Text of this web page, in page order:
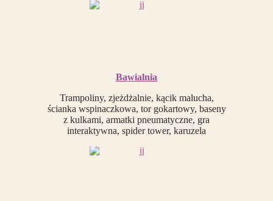
Bawialnia
Trampoliny, zjeżdżalnie, kącik malucha,
ścianka wspinaczkowa, tor gokartowy, baseny
z kulkami, armatki pneumatyczne, gra
interaktywna, spider tower, karuzela